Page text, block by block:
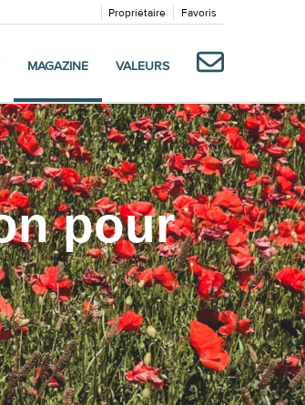
Favoris
Propriétaire
MAGAZINE VALEURS
pour